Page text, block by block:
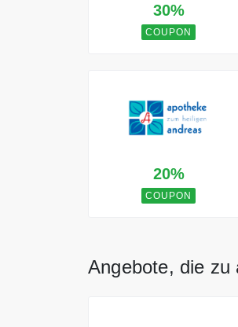
30%
COUPON
20%
COUPON
Angebote, die zu